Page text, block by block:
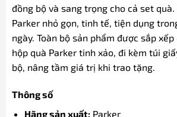
đồng bộ và sang trọng cho cả set
Parker nhỏ gọn, tinh tế, tiện dụng
ngày. Toàn bộ sản phẩm được sắp
hộp quà Parker tinh xảo, đi kèm túi
bộ, nâng tầm giá trị khi trao tặng.
Thông số
Hãng sản xuất: Parker